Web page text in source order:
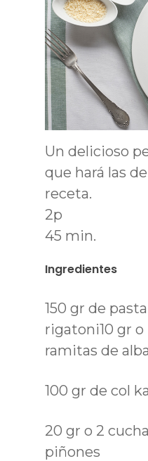
Un delicioso
que hará las
receta.
2p
45 min.
Ingredientes
150 gr de
rigatoni10 gr o
ramitas de
100 gr de col
20 gr o 2
piñones